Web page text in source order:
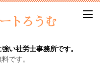
い社労士事務所です。
です。